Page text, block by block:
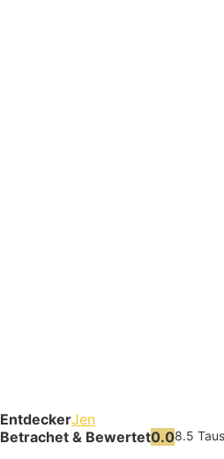
EntdeckerJen
Betrachet & Bewertet0.08.5